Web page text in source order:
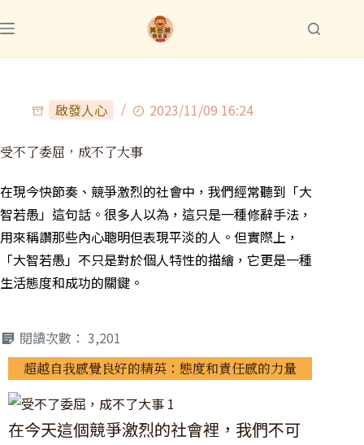
啟發人心 2023/11/09 16:24
受不了委屈，成不了大事
在現今快節奏、競爭激烈的社會中，我們經常聽到「大
智若愚」這句話。很多人以為，這只是一種修辭手法，
用來稱讚那些內心聰明但表現平淡的人。但實際上，
「大智若愚」不只是對於個人特性的描繪，它更是一種
生活態度和成功的關鍵。
閱讀次數： 3,201
超越自我感覺良好的精英：態度和責任感的力量
在今天這個競爭激烈的社會裡，我們不可